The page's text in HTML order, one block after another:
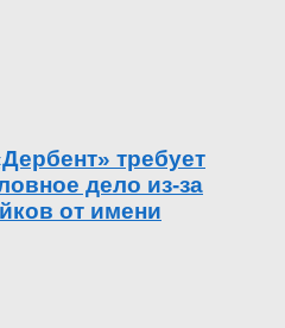
требует
дело из-за
от имени